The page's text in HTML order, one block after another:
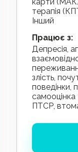
терапія
Інший
Працює з:
депресія, апатія, тривожність,
злість,
поведінки,
самооцінка
ПТСР,